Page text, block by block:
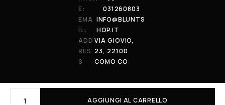
AGGIUNGI AL CARRELLO
E:
031260803
EMA
IL:
INFO@BLUNTS
HOP.IT
ADD
RES
S:
VIA GIOVIO,
23, 22100
COMO CO